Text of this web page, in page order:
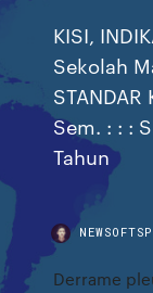
KISI,
Sekolah
STANDAR
Sem. : : :
Tahun
Derrame